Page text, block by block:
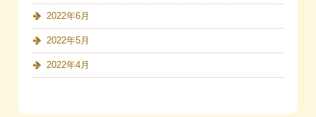
2022年6月
2022年5月
2022年4月